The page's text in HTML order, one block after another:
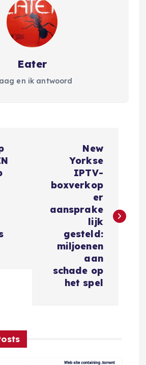
Eater
en ik antwoord
New
Yorkse
IPTV-
boxverkop
er
aansprake
lijk
gesteld:
miljoenen
aan
schade op
het spel